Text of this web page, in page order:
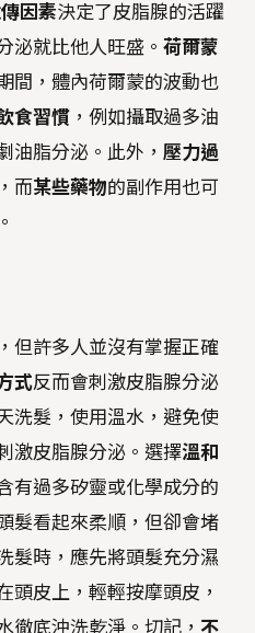
因素決定了皮脂腺的活躍
泌就比他人旺盛。 荷爾蒙
間，體內荷爾蒙的波動也
食習慣 ，例如攝取過多油
油脂分泌。此外， 壓力過
而某些藥物的副作用也可
但許多人並沒有掌握正確
式反而會刺激皮脂腺分泌
洗髮，使用溫水，避免使
激皮脂腺分泌。選擇溫和
有過多矽靈或化學成分的
髮看起來柔順，但卻會堵
髮時，應先將頭髮充分濕
頭皮上，輕輕按摩頭皮，
徹底沖洗乾淨。切記， 不